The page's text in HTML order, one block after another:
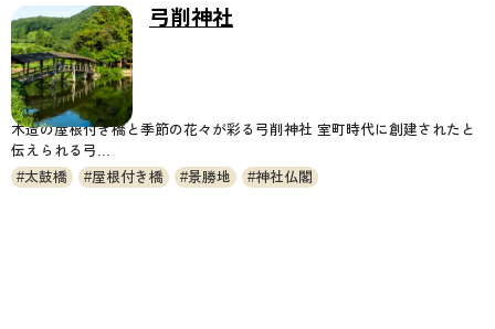
弓削神社
木造の屋根付き橋と季節の花々が彩る弓削神社 室町時代に創建されたと
伝えられる弓...
太鼓橋
屋根付き橋 景勝地 神社仏閣